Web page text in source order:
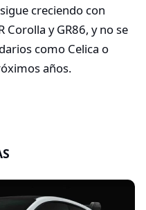
creciendo con
Corolla y GR86, y no se
como Celica o
años.